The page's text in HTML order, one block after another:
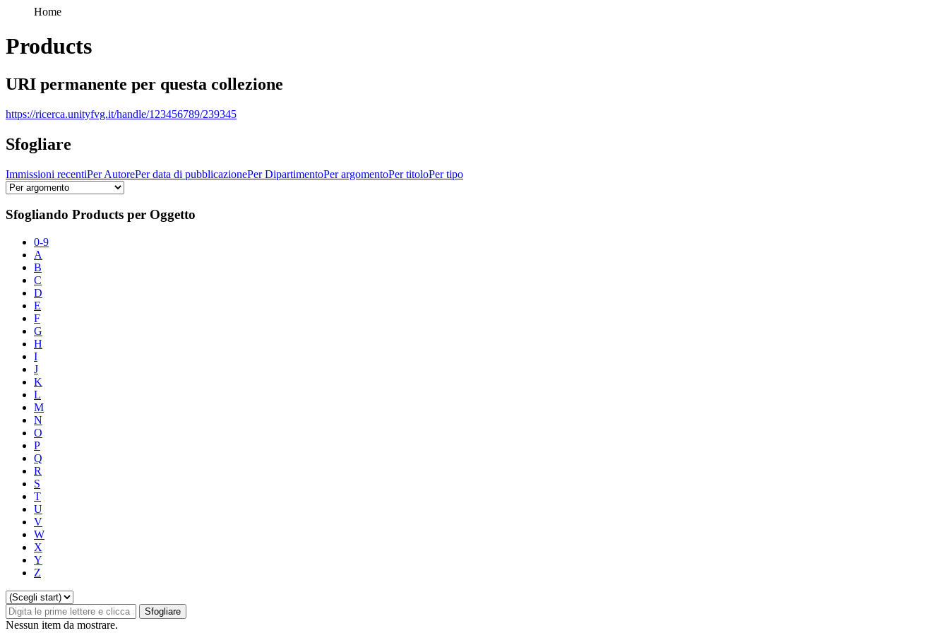
Home
Products
URI permanente per questa collezione
https://ricerca.unityfvg.it/handle/123456789/239345
Sfogliare
Immissioni recentiPer AutorePer data di pubblicazionePer DipartimentoPer argomentoPer titoloPer tipo
Sfogliando Products per Oggetto
0-9
A
B
C
D
E
F
G
H
I
J
K
L
M
N
O
P
Q
R
S
T
U
V
W
X
Y
Z
Sfogliare
Nessun item da mostrare.